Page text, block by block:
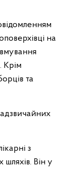
на
Крім
та
з
шляхів. Він у